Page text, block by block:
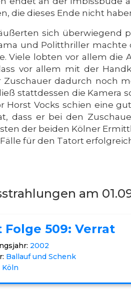
die dieses Ende nicht
sich überwiegend
und Politthriller
Viele lobten vor allem die
vor allem mit der
dadurch noch
stattdessen die Kamera
Horst Vocks schien eine
dass er bei den
der beiden Kölner
für den Tatort
am
Folge 509: Verrat
2002
Ballauf und Schenk